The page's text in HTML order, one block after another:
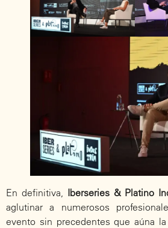
En definitiva, Iberseries & Platino
aglutinar a numerosos
evento sin precedentes que aúna